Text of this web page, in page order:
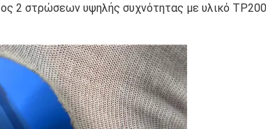
2 στρώσεων υψηλής συχνότητας με υλικό